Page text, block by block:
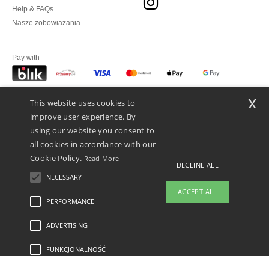
Help & FAQs
Nasze zobowiazania
Pay with
We ship with
Legal Mentions-polityka prywatności
Wszelkie prawa zastrzeżone
This website uses cookies to
improve user experience. By
using our website you consent to
all cookies in accordance with our
Cookie Policy. Read More
NECESSARY
PERFORMANCE
ADVERTISING
FUNKCJONALNOŚĆ
DECLINE ALL
ACCEPT ALL
x